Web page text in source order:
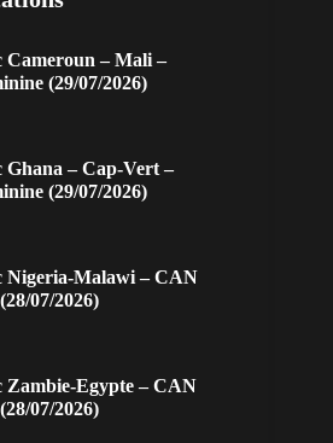
Cameroun – Mali –
(29/07/2026)
Ghana – Cap-Vert –
(29/07/2026)
Nigeria-Malawi – CAN
07/2026)
Zambie-Egypte – CAN
07/2026)